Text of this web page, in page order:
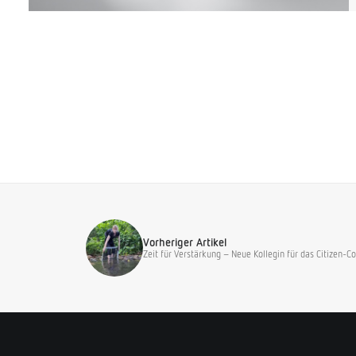
Vorheriger Artikel
Zeit für Verstärkung – Neue Kollegin für das Citizen-